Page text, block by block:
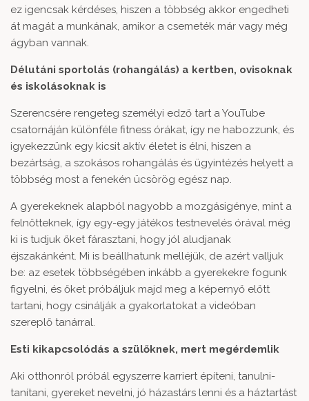
ez igencsak kérdéses, hiszen a többség akkor engedheti
át magát a munkának, amikor a csemeték már vagy még
ágyban vannak.
Délutáni sportolás (rohangálás) a kertben, ovisoknak
és iskolásoknak is
Szerencsére rengeteg személyi edző tart a YouTube
csatornáján különféle fitness órákat, így ne habozzunk, és
igyekezzünk egy kicsit aktív életet is élni, hiszen a
bezártság, a szokásos rohangálás és ügyintézés helyett a
többség most a fenekén ücsörög egész nap.
A gyerekeknek alapból nagyobb a mozgásigénye, mint a
felnőtteknek, így egy-egy játékos testnevelés órával még
ki is tudjuk őket fárasztani, hogy jól aludjanak
éjszakánként. Mi is beállhatunk melléjük, de azért valljuk
be: az esetek többségében inkább a gyerekekre fogunk
figyelni, és őket próbáljuk majd meg a képernyő előtt
tartani, hogy csinálják a gyakorlatokat a videóban
szereplő tanárral.
Esti kikapcsolódás a szülőknek, mert megérdemlik
Aki otthonról próbál egyszerre karriert építeni, tanulni-
tanítani, gyereket nevelni, jó házastárs lenni és a háztartást